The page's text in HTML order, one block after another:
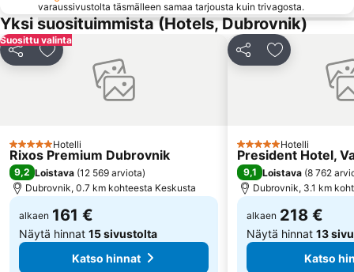
Ljubač
Sudjuradj
Etnografski Muzej
Rožat
varaussivustolta täsmälleen samaa tarjousta kuin trivagosta.
Yksi suosituimmista (Hotels, Dubrovnik)
Suosittu valinta
Jaa Lisää suosikkeihin
5 Tähtiluokitus
Hotelli
Rixos Premium Dubrovnik
9,2 Loistava (12 569 arviota)
Dubrovnik, 0.7 km kohteesta Keskusta
alkaen 161 €
Näytä hinnat 15 sivustolta
Katso hinnat
Jaa Lisää
5 Tähtiluokitus
Hotelli
President Hotel,
9,1 Loistava (8 762
Dubrovnik, 3.1 km
alkaen 218 €
Näytä hinnat 13
Katso